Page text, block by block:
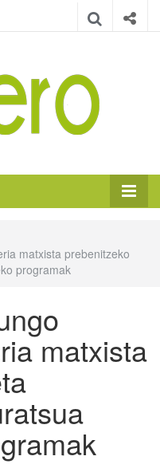
matxista prebenitzeko
programak
matxista